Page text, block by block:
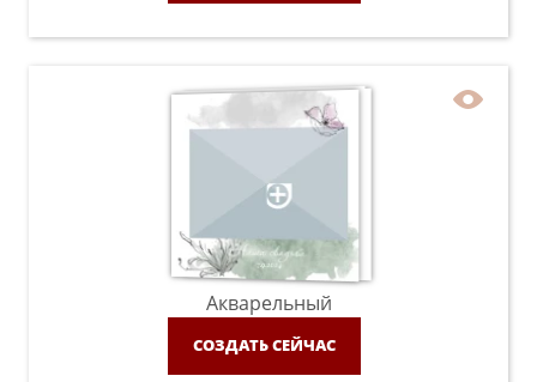
Акварельный
СОЗДАТЬ СЕЙЧАС